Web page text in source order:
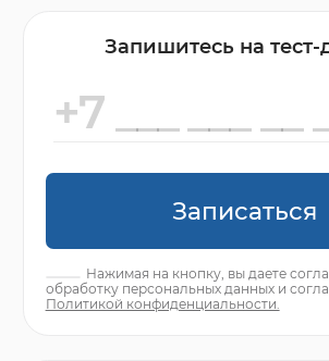
Запишитесь на тест-
Записаться
Нажимая на кнопку, вы даете
обработку персональных данных и
Политикой конфиденциальности.